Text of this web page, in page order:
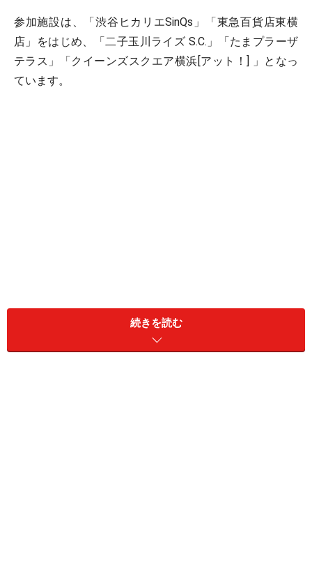
参加施設は、「渋谷ヒカリエSinQs」「東急百貨店東横
店」をはじめ、「二子玉川ライズ S.C.」「たまプラーザ
テラス」「クイーンズスクエア横浜[アット！] 」となっ
ています。
初回のみ、専用端末で交通ICカード（3枚まで）と
「TOP&ClubQ JMBカード」をはじめとする「TOP＆カ
続きを読む